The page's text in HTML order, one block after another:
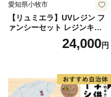
tax.jp/img/onestop/
〒906-8501 沖縄県宮古
ーーーーーーーーーーー
愛知県小牧市
【リュミエラ】UVレジン フ
ァンシーセット レジンキッ
ト ハンドメイド レジンクラ
フト アクセサリーキット 手
24,000円